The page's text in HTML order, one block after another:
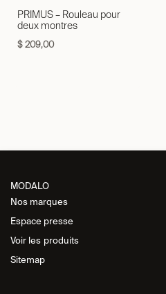
PRIMUS – Rouleau pour
deux montres
$209,00
MODALO
Nos marques
Espace presse
Voir les produits
Sitemap